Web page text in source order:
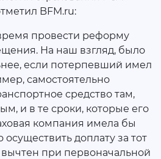
BFM.ru:
провести реформу
На наш взгляд, было
если потерпевший имел
самостоятельно
средство там,
и в те сроки, которые его
компания имела бы
доплату за тот
при первоначальной